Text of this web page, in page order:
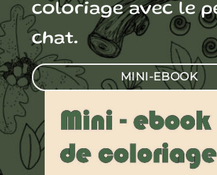
coloriage avec le
chat.
MINI-EBOOK